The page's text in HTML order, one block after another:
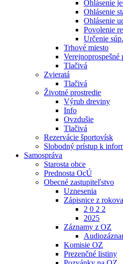
Ohlásenie
Ohlásenie
Ohlásenie
Povolenie
Určenie
Trhové miesto
Verejnoprospešné
Tlačivá
Zvieratá
Tlačivá
Životné prostredie
Výrub dreviny
Info
Ovzdušie
Tlačivá
Rezervácie športovísk
Slobodný prístup k
Samospráva
Starosta obce
Prednosta OcÚ
Obecné zastupiteľstvo
Uznesenia
Zápisnice z
2 0 2 2
2025
Záznamy z OZ
Komisie OZ
Prezenčné listiny